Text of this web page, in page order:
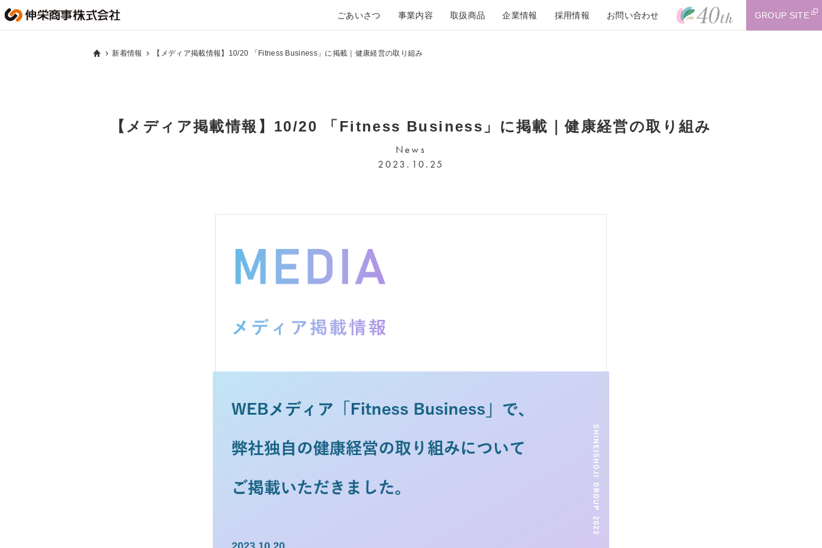
ごあいさつ 事業内容 取扱商品 企業情報 採用情報 お問い合わせ GROUP SITE
新着情報 【メディア掲載情報】10/20 「Fitness Business」に掲載｜健康経営の取り組み
【メディア掲載情報】10/20 「Fitness Business」に掲載｜健康経営の取り組み
News
2023.10.25